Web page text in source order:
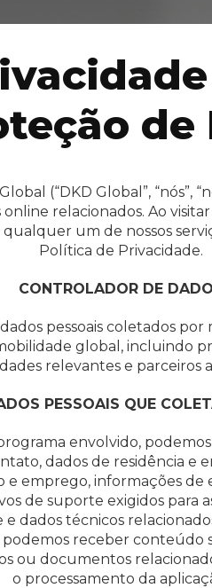
de
(“DKD Global”, “nós”,
relacionados. Ao
um de nossos
Política de Privacidade.
CONTROLADOR DE
pessoais coletados por
global, incluindo
relevantes e parceiros
PESSOAIS QUE
envolvido,
dados de residência e
emprego, informações
de suporte exigidos para
dados técnicos
podemos receber
ou documentos
o processamento da